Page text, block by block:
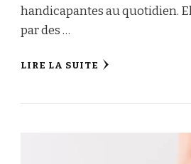
handicapantes au quotidien.
par des …
LIRE LA SUITE